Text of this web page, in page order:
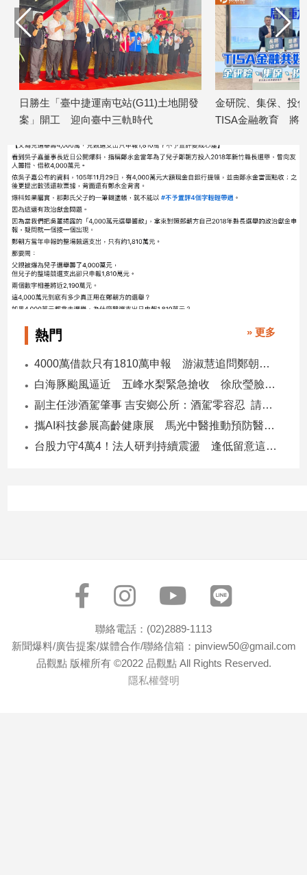
日勝生「臺中捷運南屯站(G11)土地開發
案」開工 迎向臺中三軌時代
金研院、集保、投信
TISA金融教育 將辦
熱門 » 更多
4000萬借款只有1810萬申報 游淑慧追問鄭朝方：2190萬差額去哪了
白海豚颱風逼近 五峰水梨緊急搶收 徐欣瑩臉書急呼「搶救五峰水梨」
副主任涉酒駕肇事 吉安鄉公所：酒駕零容忍 請辭獲准
攜AI科技參展高齡健康展 馬光中醫推動預防醫學迎接長壽新經濟
台股力守4萬4！法人研判持續震盪 逢低留意這些族群
聯絡電話：(02)2889-1113
新聞爆料/廣告提案/媒體合作/聯絡信箱：pinview50@gmail.com
品觀點 版權所有 ©2022 品觀點 All Rights Reserved.
隱私權聲明